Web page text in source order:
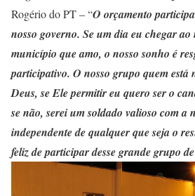
Rogério do PT – “O orçamento
nosso governo. Se um dia eu chegar ao
município que amo, o nosso sonho é
participativo. O nosso grupo quem está
Deus, se Ele permitir eu quero ser o
se não, serei um soldado valioso com a
independente de qualquer que seja o
feliz de participar desse grande grupo